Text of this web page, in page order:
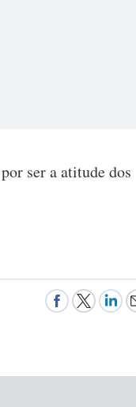
ser a atitude dos